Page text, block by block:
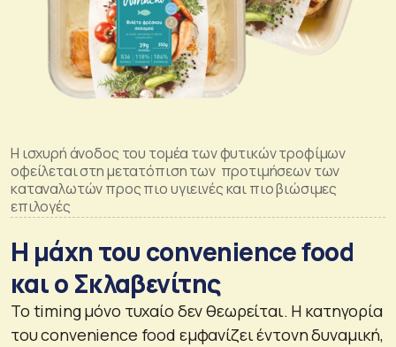
Η ισχυρή άνοδος του τομέα των φυτικών τροφίμων
οφείλεται στη μετατόπιση των προτιμήσεων των
καταναλωτών προς πιο υγιεινές και πιο βιώσιμες
επιλογές
Η μάχη του convenience food
και ο Σκλαβενίτης
Το timing μόνο τυχαίο δεν θεωρείται. Η κατηγορία
του convenience food εμφανίζει έντονη δυναμική,